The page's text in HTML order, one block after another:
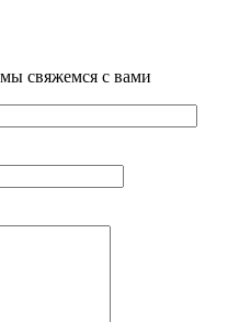
свяжемся с вами